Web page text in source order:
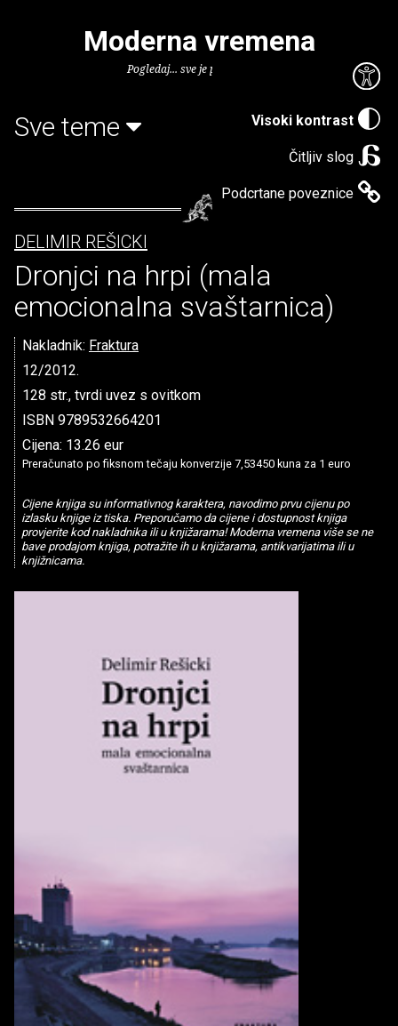
Visoki kontrast
Čitljiv slog
Podcrtane poveznice
Moderna vremena
Pogledaj... sve je puno knjiga.
Sve teme
DELIMIR REŠICKI
Dronjci na hrpi (mala
emocionalna svaštarnica)
Nakladnik: Fraktura
12/2012.
128 str., tvrdi uvez s ovitkom
ISBN 9789532664201
Cijena: 13.26 eur
Preračunato po fiksnom tečaju konverzije 7,53450 kuna za 1 euro
Cijene knjiga su informativnog karaktera, navodimo prvu cijenu po
izlasku knjige iz tiska. Preporučamo da cijene i dostupnost knjiga
provjerite kod nakladnika ili u knjižarama! Moderna vremena više se ne
bave prodajom knjiga, potražite ih u knjižarama, antikvarijatima ili u
knjižnicama.